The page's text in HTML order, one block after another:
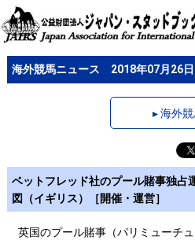
海外競馬ニュース 2018年07月26日
▸ 海外
ベットフレッド社のプール賭事独占
図（イギリス）［開催・運営］
英国のプール賭事（パリミューチ